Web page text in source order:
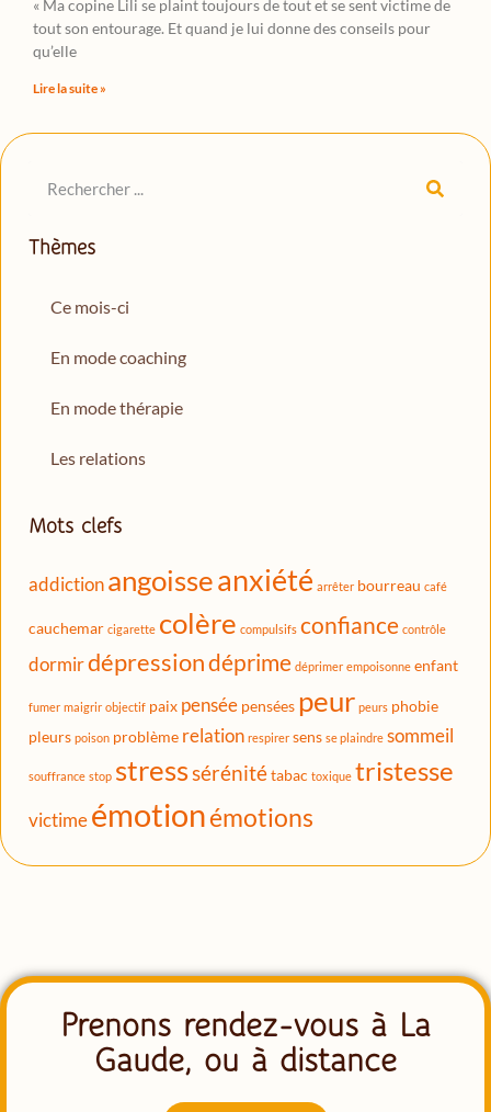
« Ma copine Lili se plaint toujours de tout et se sent victime de
tout son entourage. Et quand je lui donne des conseils pour
qu’elle
Lire la suite »
Thèmes
Ce mois-ci
En mode coaching
En mode thérapie
Les relations
Mots clefs
addictionangoisseanxiété arrêter bourreau café
cauchemar cigarette colère compulsifs confiance contrôle
dormirdépressiondéprime déprimer empoisonne enfant
fumer maigrir objectif paix pensée pensées peur peurs phobie
pleurs poison problème relation respirer sens se plaindre sommeil
souffrance stop stresssérénitétabac toxique tristesse
victimeémotionémotions
Prenons rendez-vous à La
Gaude, ou à distance